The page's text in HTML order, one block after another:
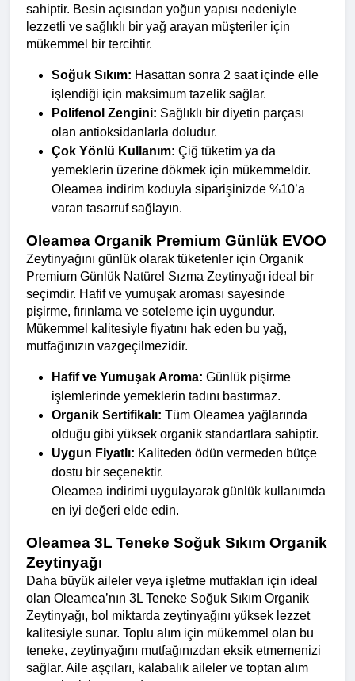
sahiptir. Besin açısından yoğun yapısı nedeniyle
lezzetli ve sağlıklı bir yağ arayan müşteriler için
mükemmel bir tercihtir.
Soğuk Sıkım: Hasattan sonra 2 saat içinde elle
işlendiği için maksimum tazelik sağlar.
Polifenol Zengini: Sağlıklı bir diyetin parçası
olan antioksidanlarla doludur.
Çok Yönlü Kullanım: Çiğ tüketim ya da
yemeklerin üzerine dökmek için mükemmeldir.
Oleamea indirim koduyla siparişinizde %10’a
varan tasarruf sağlayın.
Oleamea Organik Premium Günlük EVOO
Zeytinyağını günlük olarak tüketenler için Organik
Premium Günlük Natürel Sızma Zeytinyağı ideal bir
seçimdir. Hafif ve yumuşak aroması sayesinde
pişirme, fırınlama ve soteleme için uygundur.
Mükemmel kalitesiyle fiyatını hak eden bu yağ,
mutfağınızın vazgeçilmezidir.
Hafif ve Yumuşak Aroma: Günlük pişirme
işlemlerinde yemeklerin tadını bastırmaz.
Organik Sertifikalı: Tüm Oleamea yağlarında
olduğu gibi yüksek organik standartlara sahiptir.
Uygun Fiyatlı: Kaliteden ödün vermeden bütçe
dostu bir seçenektir.
Oleamea indirimi uygulayarak günlük kullanımda
en iyi değeri elde edin.
Oleamea 3L Teneke Soğuk Sıkım Organik
Zeytinyağı
Daha büyük aileler veya işletme mutfakları için ideal
olan Oleamea’nın 3L Teneke Soğuk Sıkım Organik
Zeytinyağı, bol miktarda zeytinyağını yüksek lezzet
kalitesiyle sunar. Toplu alım için mükemmel olan bu
teneke, zeytinyağını mutfağınızdan eksik etmemenizi
sağlar. Aile aşçıları, kalabalık aileler ve toptan alım